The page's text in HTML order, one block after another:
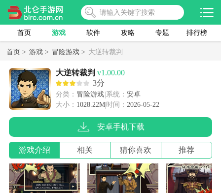
首页 游戏 软件 攻略 专题 排行榜
首页 > 游戏 > 冒险游戏 > 大逆转裁判
大逆转裁判 v1.00.00
3分
分类： 冒险游戏 系统： 安卓
大小： 1028.22M 时间： 2026-05-22
安卓手机下载
游戏介绍 相关 猜你喜欢 推荐